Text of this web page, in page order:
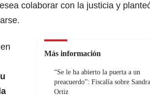
colaborar con la justicia y
Más información
“Se le ha abierto la puerta a un
preacuerdo”: Fiscalía sobre Sandra
Ortiz